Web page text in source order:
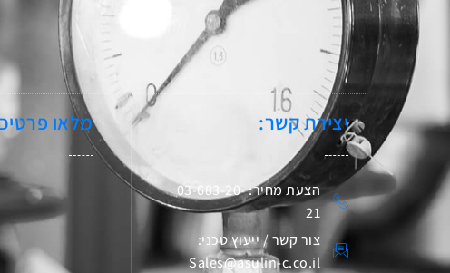
יצירת קשר:
הצעת מחיר: 03-683-20-
21
צור קשר / ייעוץ טכני:
Sales@asulin-c.co.il
מלאו